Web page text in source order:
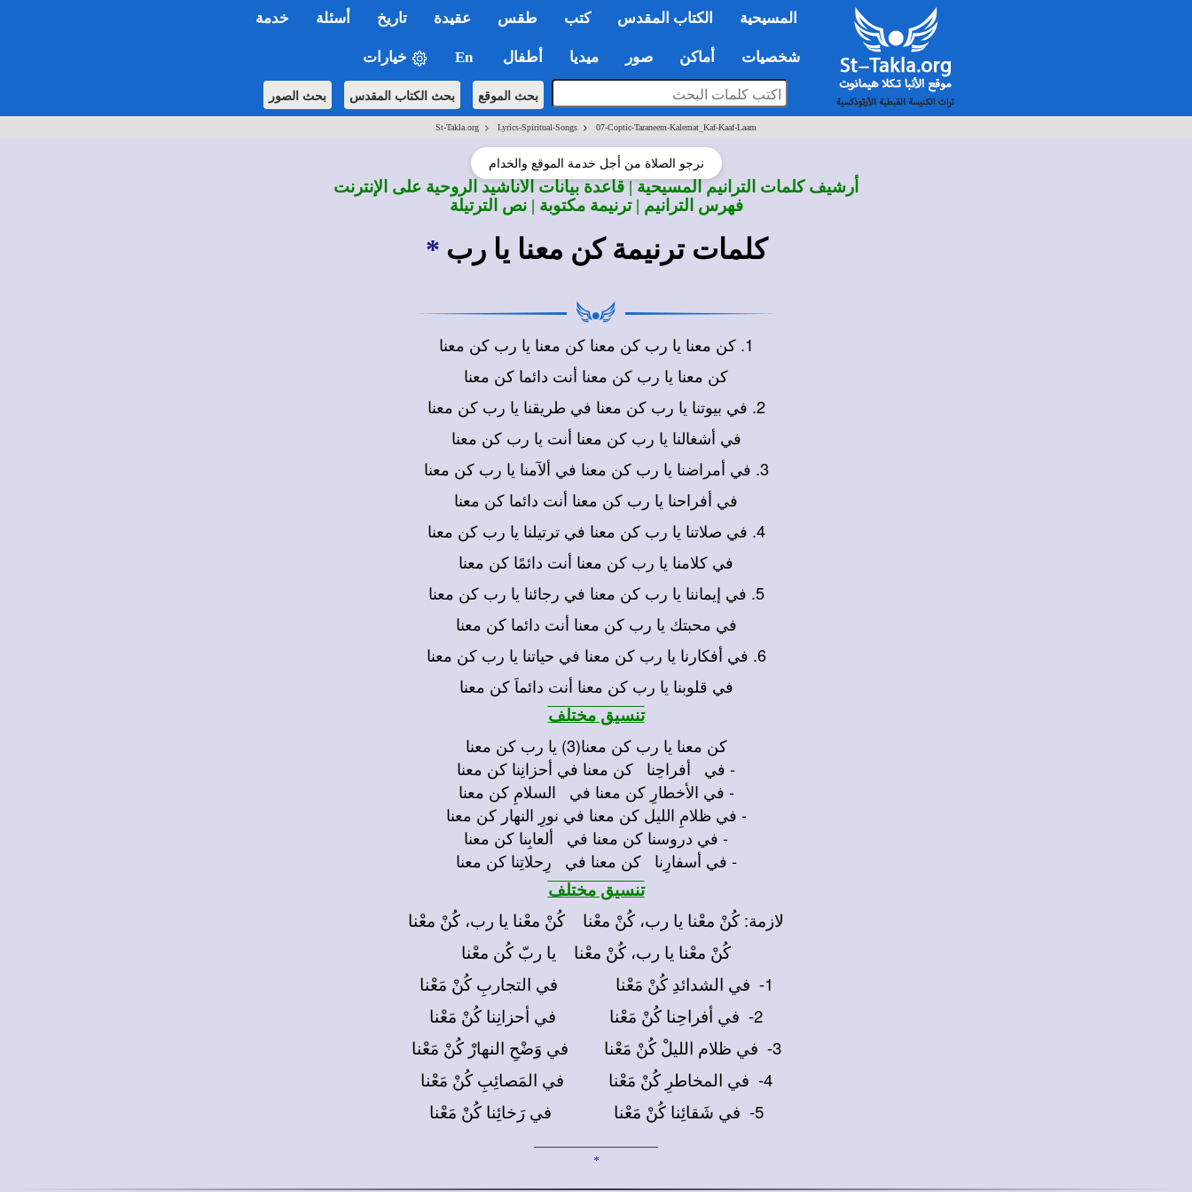
المسيحية الكتاب المقدس كتب طقس عقيدة تاريخ أسئلة خدمة
شخصيات أماكن صور ميديا أطفال En خيارات
بحث الموقع بحث الكتاب المقدس بحث الصور
St-Takla.org > Lyrics-Spiritual-Songs > 07-Coptic-Taraneem-Kalemat_Kaf-Kaaf-Laam
نرجو الصلاة من أجل خدمة الموقع والخدام
أرشيف كلمات الترانيم المسيحية | قاعدة بيانات الأناشيد الروحية على الإنترنت
فهرس الترانيم | ترنيمة مكتوبة | نص الترتيلة
كلمات ترنيمة كن معنا يا رب *
1. كن معنا يا رب كن معنا كن معنا يا رب كن معنا
كن معنا يا رب كن معنا أنت دائما كن معنا
2. في بيوتنا يا رب كن معنا في طريقنا يا رب كن معنا
في أشغالنا يا رب كن معنا أنت يا رب كن معنا
3. في أمراضنا يا رب كن معنا في ألآمنا يا رب كن معنا
في أفراحنا يا رب كن معنا أنت دائما كن معنا
4. في صلاتنا يا رب كن معنا في ترتيلنا يا رب كن معنا
في كلامنا يا رب كن معنا أنت دائمًا كن معنا
5. في إيماننا يا رب كن معنا في رجائنا يا رب كن معنا
في محبتك يا رب كن معنا أنت دائما كن معنا
6. في أفكارنا يا رب كن معنا في حياتنا يا رب كن معنا
في قلوبنا يا رب كن معنا أنت دائماَ كن معنا
تنسيق مختلف
كن معنا يا رب كن معنا(3) يا رب كن معنا
- في أفراحِنا كن معنا في أحزانِنا كن معنا
- في الأخطارِ كن معنا في السلامِ كن معنا
- في ظلامِ الليل كن معنا في نورِ النهار كن معنا
- في دروسنا كن معنا في ألعابِنا كن معنا
- في أسفارِنا كن معنا في رِحلاتِنا كن معنا
تنسيق مختلف
لازمة: كُنْ معْنا يا رب، كُنْ معْنا كُنْ معْنا يا رب، كُنْ معْنا
كُنْ معْنا يا رب، كُنْ معْنا يا ربّ كُن معْنا
1- في الشدائدِ كُنْ مَعْنا في التجاربِ كُنْ مَعْنا
2- في أفراحِنا كُنْ مَعْنا في أحزانِنا كُنْ مَعْنا
3- في ظلام الليلْ كُنْ مَعْنا في وَضْحِ النهارْ كُنْ مَعْنا
4- في المخاطرِ كُنْ مَعْنا في المَصائِبِ كُنْ مَعْنا
5- في شَقائِنا كُنْ مَعْنا في رَخائِنا كُنْ مَعْنا
*